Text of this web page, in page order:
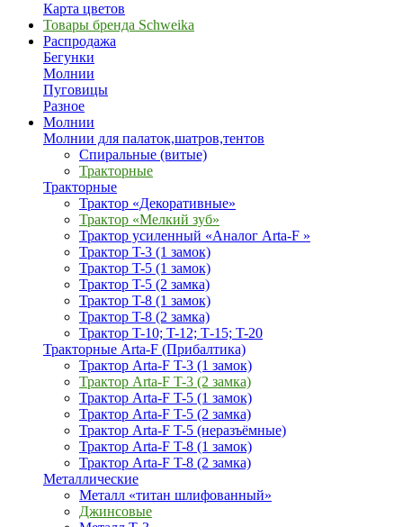
Карта цветов
Товары бренда Schweika
Распродажа
Бегунки
Молнии
Пуговицы
Разное
Молнии
Молнии для палаток,шатров,тентов
Спиральные (витые)
Тракторные
Тракторные
Трактор «Декоративные»
Трактор «Мелкий зуб»
Трактор усиленный «Аналог Arta-F »
Трактор T-3 (1 замок)
Трактор T-5 (1 замок)
Трактор T-5 (2 замка)
Трактор T-8 (1 замок)
Трактор T-8 (2 замка)
Трактор T-10; T-12; Т-15; T-20
Тракторные Arta-F (Прибалтика)
Трактор Arta-F T-3 (1 замок)
Трактор Arta-F T-3 (2 замка)
Трактор Arta-F T-5 (1 замок)
Трактор Arta-F T-5 (2 замка)
Трактор Arta-F T-5 (неразъёмные)
Трактор Arta-F T-8 (1 замок)
Трактор Arta-F T-8 (2 замка)
Металлические
Металл «титан шлифованный»
Джинсовые